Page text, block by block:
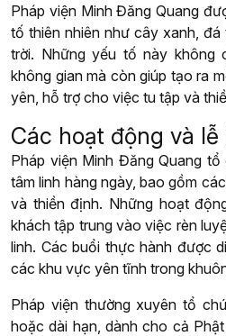
Pháp viện Minh Đăng Quang
tố thiên nhiên như cây xanh,
trời. Những yếu tố này không
không gian mà còn giúp tạo ra
yên, hỗ trợ cho việc tu tập và
Các hoạt động và lễ
Pháp viện Minh Đăng Quang
tâm linh hàng ngày, bao gồm
và thiền định. Những hoạt
khách tập trung vào việc rèn
linh. Các buổi thực hành được
các khu vực yên tĩnh trong
Pháp viện thường xuyên tổ
hoặc dài hạn, dành cho cả